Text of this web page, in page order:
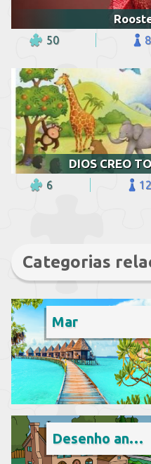
50
DIOS CREO
6
Categorias
Mar
Desenho animado